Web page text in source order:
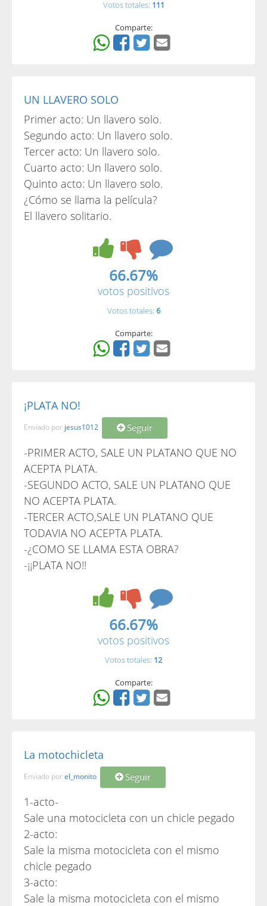
Votos totales: 111
Comparte:
UN LLAVERO SOLO
Primer acto: Un llavero solo.
Segundo acto: Un llavero solo.
Tercer acto: Un llavero solo.
Cuarto acto: Un llavero solo.
Quinto acto: Un llavero solo.
¿Cómo se llama la película?
El llavero solitario.
66.67%
votos positivos
Votos totales: 6
Comparte:
¡PLATA NO!
Enviado por jesus1012 Seguir
-PRIMER ACTO, SALE UN PLATANO QUE NO
ACEPTA PLATA.
-SEGUNDO ACTO, SALE UN PLATANO QUE
NO ACEPTA PLATA.
-TERCER ACTO,SALE UN PLATANO QUE
TODAVIA NO ACEPTA PLATA.
-¿COMO SE LLAMA ESTA OBRA?
-¡¡PLATA NO!!
66.67%
votos positivos
Votos totales: 12
Comparte:
La motochicleta
Enviado por el_monito Seguir
1-acto-
Sale una motocicleta con un chicle pegado
2-acto:
Sale la misma motocicleta con el mismo
chicle pegado
3-acto:
Sale la misma motocicleta con el mismo